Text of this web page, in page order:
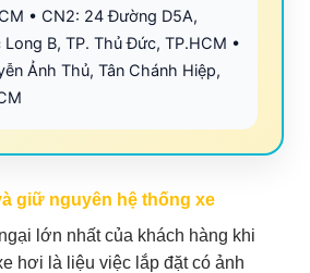
• CN2: 24 Đường D5A,
B, TP. Thủ Đức, TP.HCM •
Ảnh Thủ, Tân Chánh Hiệp,
giữ nguyên hệ thống xe
lớn nhất của khách hàng khi
hơi là liệu việc lắp đặt có ảnh